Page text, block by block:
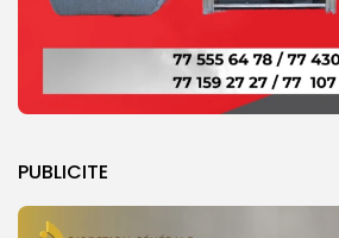
PUBLICITE